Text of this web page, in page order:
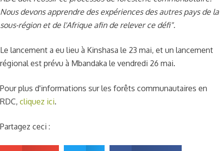
Nous devons apprendre des expériences des autres pays de la
sous-région et de l'Afrique afin de relever ce défi".
Le lancement a eu lieu à Kinshasa le 23 mai, et un lancement
régional est prévu à Mbandaka le vendredi 26 mai.
Pour plus d'informations sur les forêts communautaires en
RDC, cliquez ici.
Partagez ceci :